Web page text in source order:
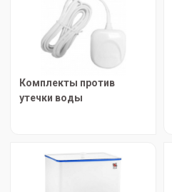
Комплекты против
утечки воды